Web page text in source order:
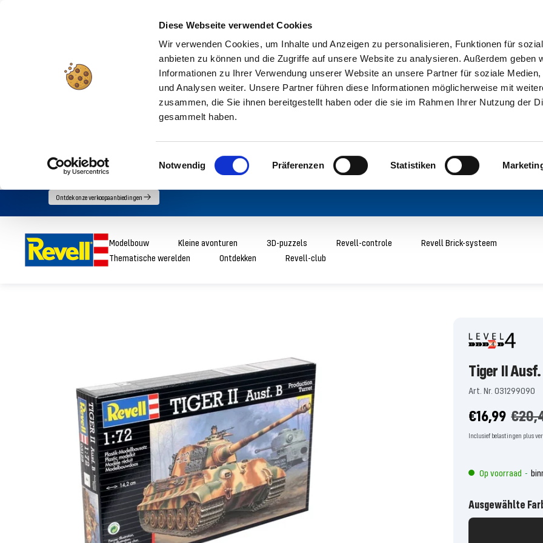
Diese Webseite verwendet Cookies
Wir verwenden Cookies, um Inhalte und Anzeigen zu personalisieren, Funktionen für
anbieten zu können und die Zugriffe auf unsere Website zu analysieren. Außerdem geben
Informationen zu Ihrer Verwendung unserer Website an unsere Partner für soziale Medien,
und Analysen weiter. Unsere Partner führen diese Informationen möglicherweise mit
zusammen, die Sie ihnen bereitgestellt haben oder die sie im Rahmen Ihrer Nutzung der
gesammelt haben.
Einwilligungsauswahl
Notwendig Präferenzen Statistiken
direct
Ontdek onze verkoopaanbiedingen
Modelbouw Kleine avonturen 3D-puzzels Revell-controle
Revell Brick-systeem
Thematische werelden
Ontdekken Revell-club
Revell
Tiger II
Art. Nr. 031299090
€16,99
prijs
Inclusief belastingen plus
Op voorraad -
Ausgewählte